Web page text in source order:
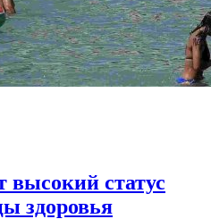
высокий статус
здоровья